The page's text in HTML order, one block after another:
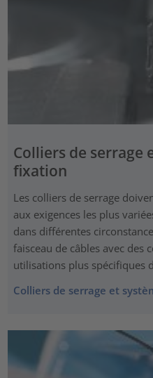
Colliers de serrage
fixation
Les colliers de serrage
aux exigences les plus
dans différentes
faisceau de câbles avec des
utilisations plus spécifiques
Colliers de serrage et